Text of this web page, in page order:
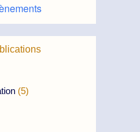
(5)